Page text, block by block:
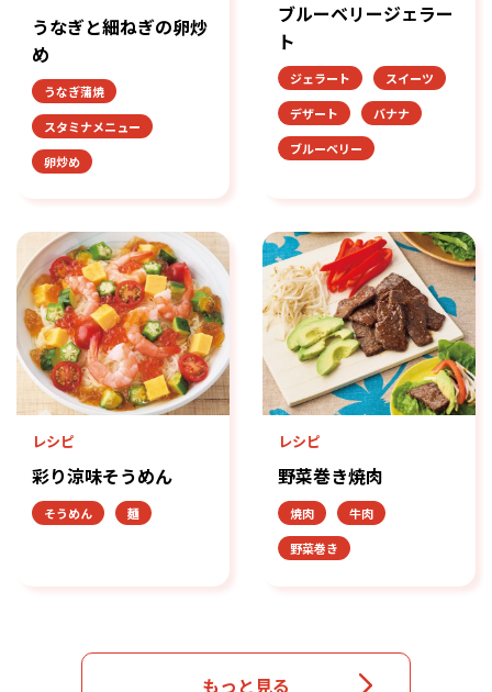
うなぎと細ねぎの卵炒
め
うなぎ蒲焼
スタミナメニュー
卵炒め
ブルーベリージェラー
ト
ジェラート
スイーツ
デザート
バナナ
ブルーベリー
レシピ
彩り涼味そうめん
そうめん 麺
レシピ
野菜巻き焼肉
焼肉
牛肉
野菜巻き
もっと見る